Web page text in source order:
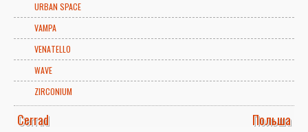
URBAN SPACE
VAMPA
VENATELLO
WAVE
ZIRCONIUM
Cerrad Польша